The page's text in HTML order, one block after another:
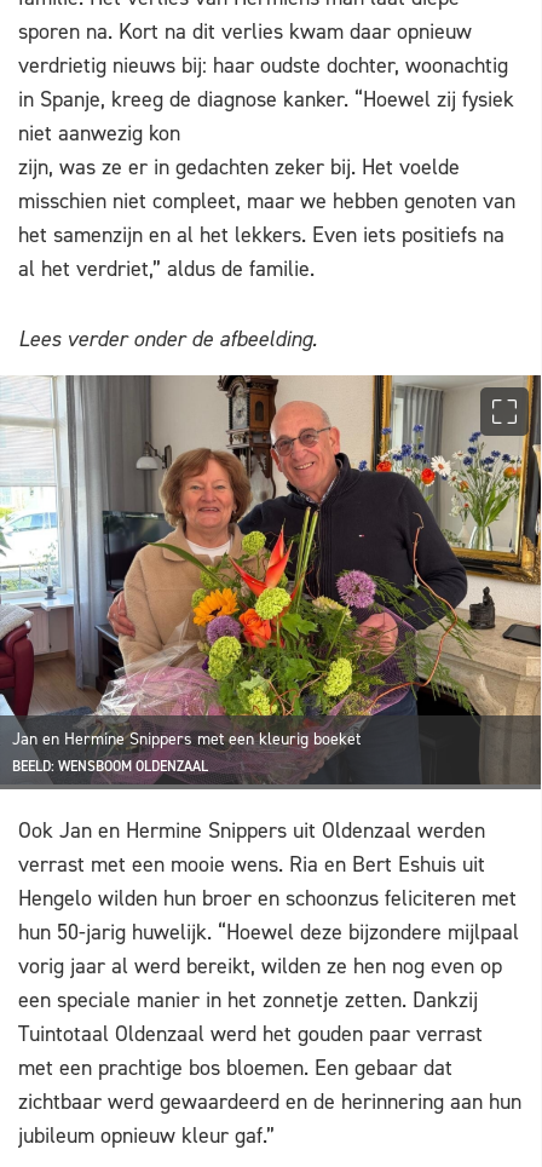
sporen na. Kort na dit verlies kwam daar opnieuw
verdrietig nieuws bij: haar oudste dochter, woonachtig
in Spanje, kreeg de diagnose kanker. “Hoewel zij fysiek
niet aanwezig kon
zijn, was ze er in gedachten zeker bij. Het voelde
misschien niet compleet, maar we hebben genoten van
het samenzijn en al het lekkers. Even iets positiefs na
al het verdriet,” aldus de familie.
Lees verder onder de afbeelding.
Jan en Hermine Snippers met een kleurig boeket
BEELD: WENSBOOM OLDENZAAL
Ook Jan en Hermine Snippers uit Oldenzaal werden
verrast met een mooie wens. Ria en Bert Eshuis uit
Hengelo wilden hun broer en schoonzus feliciteren met
hun 50-jarig huwelijk. “Hoewel deze bijzondere mijlpaal
vorig jaar al werd bereikt, wilden ze hen nog even op
een speciale manier in het zonnetje zetten. Dankzij
Tuintotaal Oldenzaal werd het gouden paar verrast
met een prachtige bos bloemen. Een gebaar dat
zichtbaar werd gewaardeerd en de herinnering aan hun
jubileum opnieuw kleur gaf.”